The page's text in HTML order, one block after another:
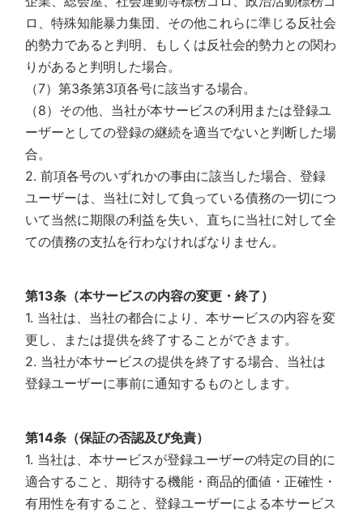
ロ、特殊知能暴力集団、その他これらに準じる反社会
的勢力であると判明、もしくは反社会的勢力との関わ
りがあると判明した場合。
（7）第3条第3項各号に該当する場合。
（8）その他、当社が本サービスの利用または登録ユ
ーザーとしての登録の継続を適当でないと判断した場
合。
2. 前項各号のいずれかの事由に該当した場合、登録
ユーザーは、当社に対して負っている債務の一切につ
いて当然に期限の利益を失い、直ちに当社に対して全
ての債務の支払を行わなければなりません。
第13条（本サービスの内容の変更・終了）
1. 当社は、当社の都合により、本サービスの内容を変
更し、または提供を終了することができます。
2. 当社が本サービスの提供を終了する場合、当社は
登録ユーザーに事前に通知するものとします。
第14条（保証の否認及び免責）
1. 当社は、本サービスが登録ユーザーの特定の目的に
適合すること、期待する機能・商品的価値・正確性・
有用性を有すること、登録ユーザーによる本サービス